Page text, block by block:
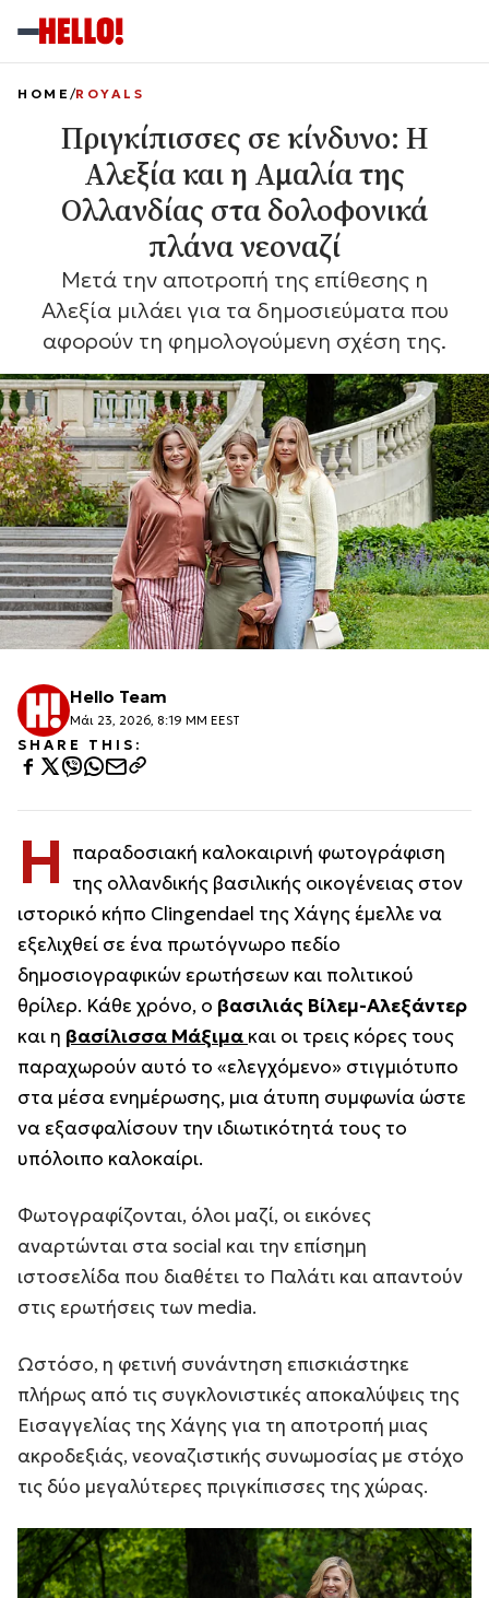
HOME ROYALS
Πριγκίπισσες σε κίνδυνο: Η
Αλεξία και η Αμαλία της
Ολλανδίας στα δολοφονικά
πλάνα νεοναζί
Μετά την αποτροπή της επίθεσης η
Αλεξία μιλάει για τα δημοσιεύματα που
αφορούν τη φημολογούμενη σχέση της.
Hello Team
Μάι 23, 2026, 8:19 ΜΜ EEST
SHARE THIS:
Η παραδοσιακή καλοκαιρινή φωτογράφιση
της ολλανδικής βασιλικής οικογένειας στον
ιστορικό κήπο Clingendael της Χάγης έμελλε να
εξελιχθεί σε ένα πρωτόγνωρο πεδίο
δημοσιογραφικών ερωτήσεων και πολιτικού
θρίλερ. Κάθε χρόνο, ο βασιλιάς Βίλεμ-Αλεξάντερ
και η βασίλισσα Μάξιμα και οι τρεις κόρες τους
παραχωρούν αυτό το «ελεγχόμενο» στιγμιότυπο
στα μέσα ενημέρωσης, μια άτυπη συμφωνία ώστε
να εξασφαλίσουν την ιδιωτικότητά τους το
υπόλοιπο καλοκαίρι.
Φωτογραφίζονται, όλοι μαζί, οι εικόνες
αναρτώνται στα social και την επίσημη
ιστοσελίδα που διαθέτει το Παλάτι και απαντούν
στις ερωτήσεις των media.
Ωστόσο, η φετινή συνάντηση επισκιάστηκε
πλήρως από τις συγκλονιστικές αποκαλύψεις της
Εισαγγελίας της Χάγης για τη αποτροπή μιας
ακροδεξιάς, νεοναζιστικής συνωμοσίας με στόχο
τις δύο μεγαλύτερες πριγκίπισσες της χώρας.